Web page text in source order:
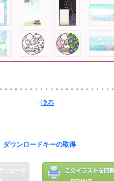
晩春
ダウンロードキーの取得